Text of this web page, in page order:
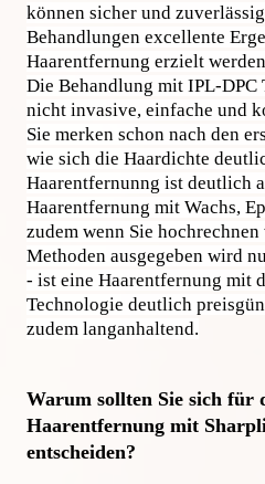
können sicher und
Behandlungen excellente
Haarentfernung erzielt
Die Behandlung mit IPL-
nicht invasive, einfache und
Sie merken schon nach den
wie sich die Haardichte
Haarentfernunng ist deutlich
Haarentfernung mit Wachs,
zudem wenn Sie
Methoden ausgegeben wird
- ist eine Haarentfernung mit
Technologie deutlich
zudem langanhaltend.
Warum sollten Sie sich für
Haarentfernung mit
entscheiden?